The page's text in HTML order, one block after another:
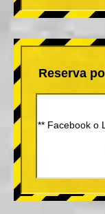
Reserva
** Facebook o